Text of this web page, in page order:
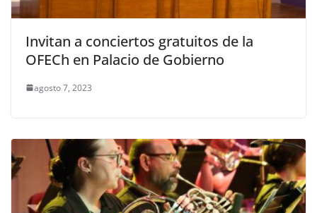
Invitan a conciertos gratuitos de la
OFECh en Palacio de Gobierno
agosto 7, 2023